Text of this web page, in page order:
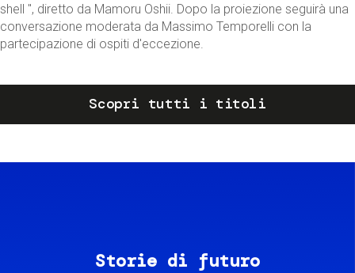
shell ", diretto da Mamoru Oshii. Dopo la proiezione seguirà una
conversazione moderata da Massimo Temporelli con la
partecipazione di ospiti d'eccezione.
Scopri tutti i titoli
Storie di futuro